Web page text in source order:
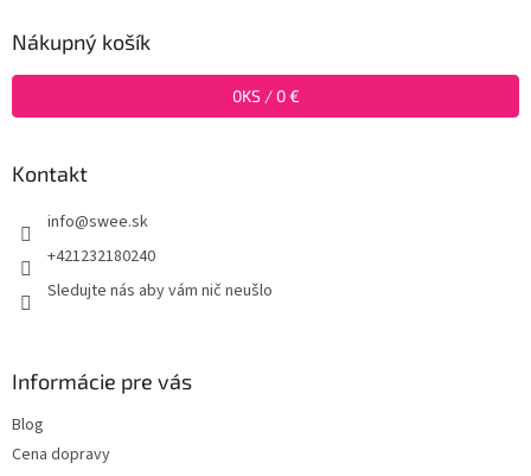
Nákupný košík
0KS / 0 €
Kontakt
info@swee.sk
+421232180240
Sledujte nás aby vám nič neušlo
Informácie pre vás
Blog
Cena dopravy